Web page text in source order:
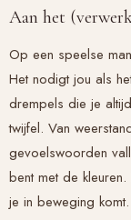
Aan het
Op een speelse
Het nodigt jou als
drempels die je
twijfel. Van
gevoelswoorden
bent met de
je in beweging komt.